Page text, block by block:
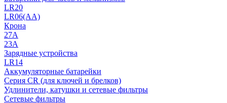
LR20
LR06(AA)
Крона
27A
23A
Зарядные устройства
LR14
Аккумуляторные батарейки
Серия CR (для ключей и брелков)
Удлинители, катушки и сетевые фильтры
Сетевые фильтры